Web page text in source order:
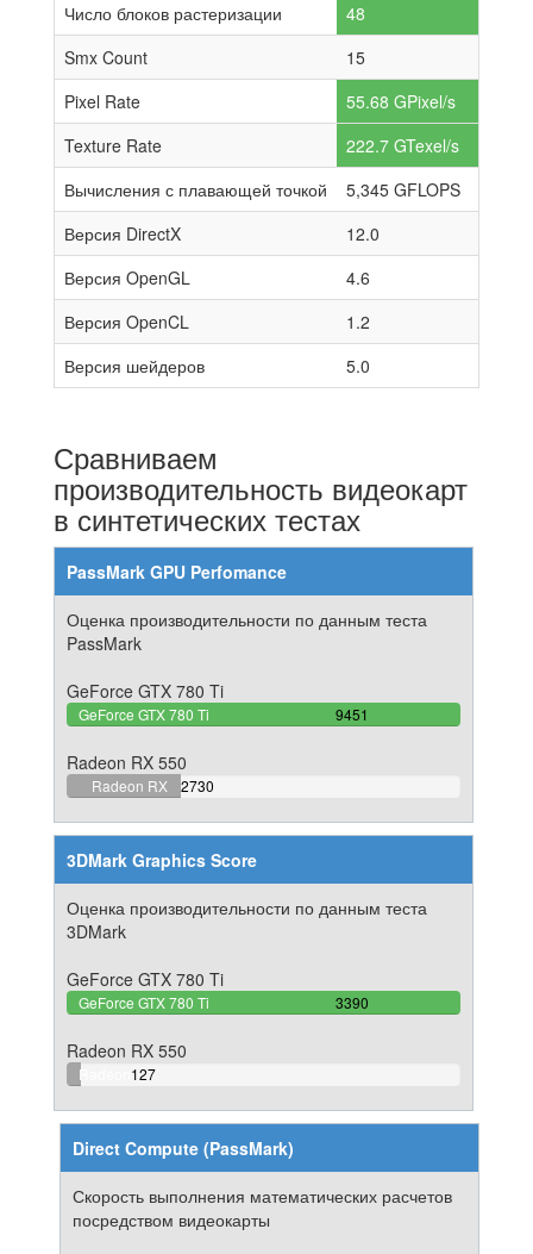
Число блоков растеризации
48
Smx Count
15
Pixel Rate
55.68 GPixel/s
Texture Rate
222.7 GTexel/s
Вычисления с плавающей точкой
5,345 GFLOPS
Версия DirectX
12.0
Версия OpenGL
4.6
Версия OpenCL
1.2
Версия шейдеров
5.0
Сравниваем
производительность видеокарт
в синтетических тестах
PassMark GPU Perfomance
Оценка производительности по данным теста
PassMark
GeForce GTX 780 Ti
GeForce GTX 780 Ti 9451
100%
Radeon RX 550
Radeon RX
2730
28.88583218707%
3DMark Graphics Score
Оценка производительности по данным теста
3DMark
GeForce GTX 780 Ti
GeForce GTX 780 Ti 3390
100%
Radeon RX 550
Radeon 127
3.7463126843658%
Direct Compute (PassMark)
Скорость выполнения математических расчетов
посредством видеокарты